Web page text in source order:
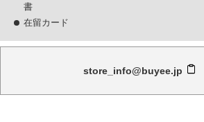
書
在留カード
store_info@buyee.jp